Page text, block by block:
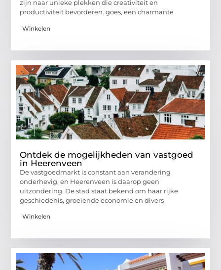
zijn naar unieke plekken die creativiteit en
productiviteit bevorderen. goes, een charmante
Winkelen
Ontdek de mogelijkheden van vastgoed
in Heerenveen
De vastgoedmarkt is constant aan verandering
onderhevig, en Heerenveen is daarop geen
uitzondering. De stad staat bekend om haar rijke
geschiedenis, groeiende economie en divers
Winkelen